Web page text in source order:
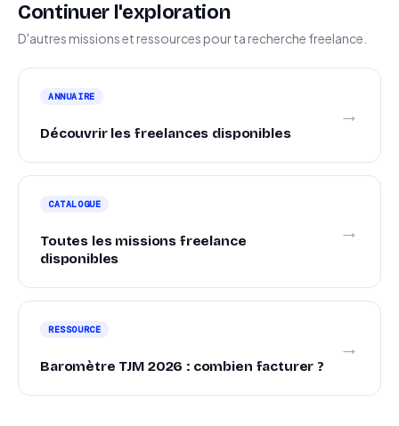
Continuer l'exploration
D'autres missions et ressources pour ta recherche freelance.
ANNUAIRE
Découvrir les freelances disponibles
→
CATALOGUE
Toutes les missions freelance
disponibles
→
RESSOURCE
Baromètre TJM 2026 : combien facturer ?
→